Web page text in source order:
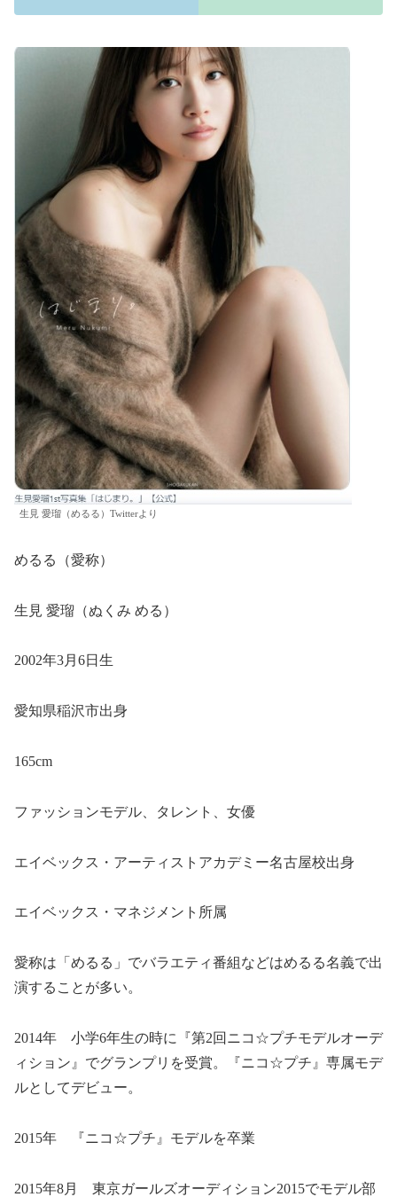
生見 愛瑠（めるる）Twitterより
めるる（愛称）
生見 愛瑠（ぬくみ める）
2002年3月6日生
愛知県稲沢市出身
165cm
ファッションモデル、タレント、女優
エイベックス・アーティストアカデミー名古屋校出身
エイベックス・マネジメント所属
愛称は「めるる」でバラエティ番組などはめるる名義で出
演することが多い。
2014年 小学6年生の時に『第2回ニコ☆プチモデルオーデ
ィション』でグランプリを受賞。『ニコ☆プチ』専属モデ
ルとしてデビュー。
2015年 『ニコ☆プチ』モデルを卒業
2015年8月 東京ガールズオーディション2015でモデル部